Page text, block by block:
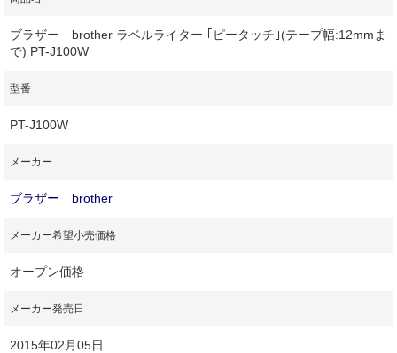
ブラザー brother ラベルライター ｢ピータッチ｣(テープ幅:12mmま
で) PT-J100W
型番
PT-J100W
メーカー
ブラザー brother
メーカー希望小売価格
オープン価格
メーカー発売日
2015年02月05日